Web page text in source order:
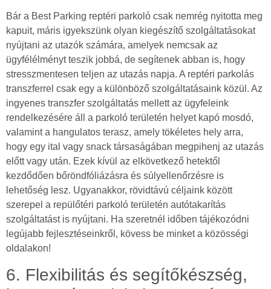
Bár a Best Parking reptéri parkoló csak nemrég nyitotta meg
kapuit, máris igyekszünk olyan kiegészítő szolgáltatásokat
nyújtani az utazók számára, amelyek nemcsak az
ügyfélélményt teszik jobbá, de segítenek abban is, hogy
stresszmentesen teljen az utazás napja. A reptéri parkolás
transzferrel csak egy a különböző szolgáltatásaink közül. Az
ingyenes transzfer szolgáltatás mellett az ügyfeleink
rendelkezésére áll a parkoló területén helyet kapó mosdó,
valamint a hangulatos terasz, amely tökéletes hely arra,
hogy egy ital vagy snack társaságában megpihenj az utazás
előtt vagy után. Ezek kívül az elkövetkező hetektől
kezdődően bőröndfóliázásra és súlyellenőrzésre is
lehetőség lesz. Ugyanakkor, rövidtávú céljaink között
szerepel a repülőtéri parkoló területén autótakarítás
szolgáltatást is nyújtani. Ha szeretnél időben tájékozódni
legújabb fejlesztéseinkről, kövess be minket a közösségi
oldalakon!
6. Flexibilitás és segítőkészség,